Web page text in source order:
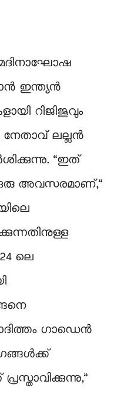
ഇന്ത്യൻ
റിജിജുവും
ലല്ലൻ
“ഇത്
ഒരു അവസരമാണ്,”
ലെ
ഗാഡെൻ